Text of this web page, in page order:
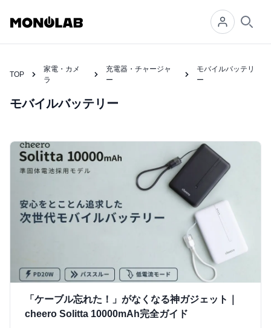
TOP
家電・カメ
ラ
充電器・チャージャ
ー
モバイルバッテリ
ー
モバイルバッテリー
「ケーブル忘れた！」がなくなる神ガジェット｜
cheero Solitta 10000mAh完全ガイド